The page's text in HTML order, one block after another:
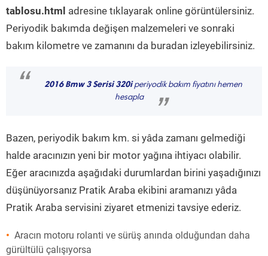
tablosu.html adresine tıklayarak online görüntülersiniz.
Periyodik bakımda değişen malzemeleri ve sonraki
bakım kilometre ve zamanını da buradan izleyebilirsiniz.
“ 2016 Bmw 3 Serisi 320iperiyodik bakım fiyatını hemen
hesapla
”
Bazen, periyodik bakım km. si yâda zamanı gelmediği
halde aracınızın yeni bir motor yağına ihtiyacı olabilir.
Eğer aracınızda aşağıdaki durumlardan birini yaşadığınızı
düşünüyorsanız Pratik Araba ekibini aramanızı yâda
Pratik Araba servisini ziyaret etmenizi tavsiye ederiz.
Aracın motoru rolanti ve sürüş anında olduğundan daha
gürültülü çalışıyorsa